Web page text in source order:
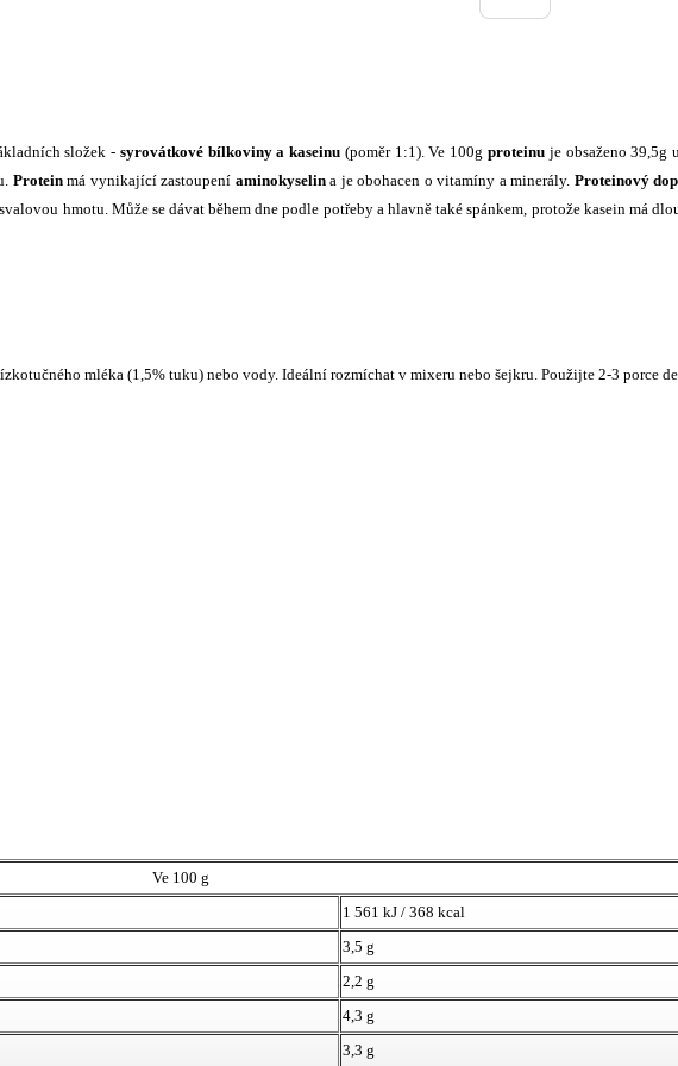
složek - syrovátkové bílkoviny a kaseinu (poměr 1:1). Ve 100g proteinu je obsaženo 39,5g
Proteinmá vynikající zastoupení aminokyselina je obohacen o vitamíny a minerály. Proteinový
hmotu. Může se dávat během dne podle potřeby a hlavně také spánkem, protože kasein má
mléka (1,5% tuku) nebo vody. Ideální rozmíchat v mixeru nebo šejkru. Použijte 2-3 porce
Ve 100 g
1 561 kJ / 368 kcal
3,5 g
2,2 g
4,3 g
3,3 g